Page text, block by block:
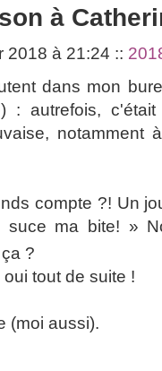
à
2018 à 21:24 ::
dans mon
: autrefois,
compte ?! Un
suce ma bite! »
?
tout de suite !
(moi aussi).